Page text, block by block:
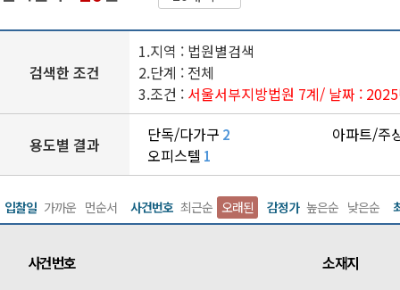
검색한 조건
1.지역 : 법원별검색
2.단계 : 전체
3.조건 : 서울서부지방법원 7계/ 날짜 :
용도별 결과 단독/다가구 2
아파트/주
오피스텔 1
입찰일 가까운 먼순서 사건번호 최근순 오래된 감정가 높은순 낮은순
사건번호 소재지